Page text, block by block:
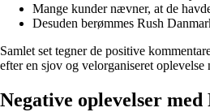
Mange kunder nævner, at de
Desuden berømmes Rush
Samlet set tegner de positive
efter en sjov og velorganiseret
Negative oplevelser